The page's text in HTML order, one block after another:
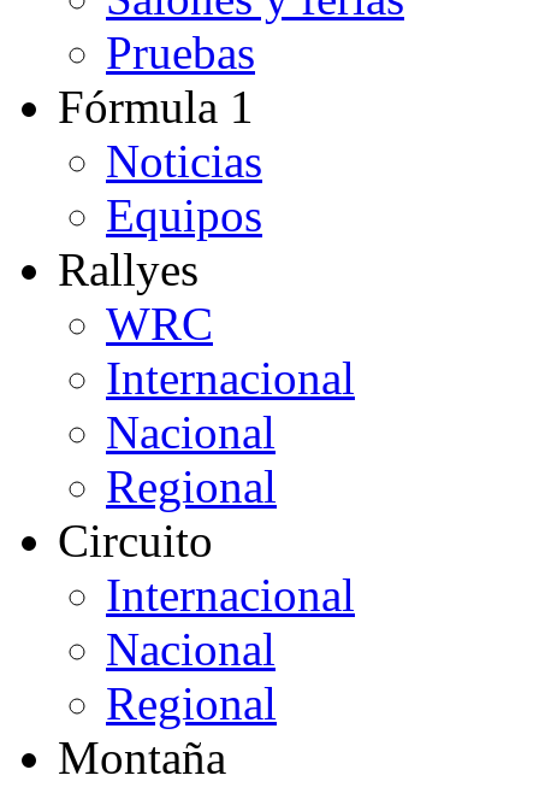
Pruebas
Fórmula 1
Noticias
Equipos
Rallyes
WRC
Internacional
Nacional
Regional
Circuito
Internacional
Nacional
Regional
Montaña